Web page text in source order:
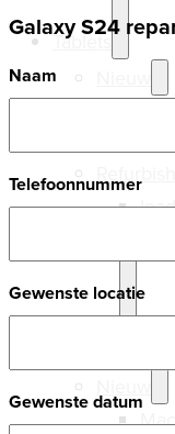
Tablets
Galaxy S24
Naam
Telefoonnummer
Gewenste locatie
Gewenste datum